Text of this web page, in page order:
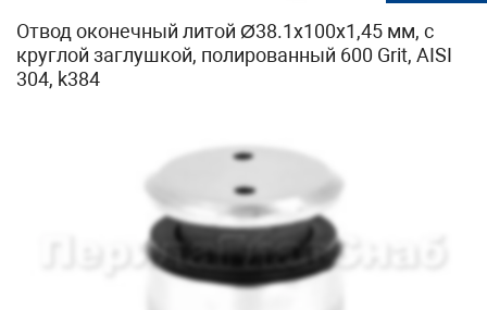
Отвод оконечный литой Ø38.1х100х1,45 мм, с
круглой заглушкой, полированный 600 Grit, AISI
304, k384